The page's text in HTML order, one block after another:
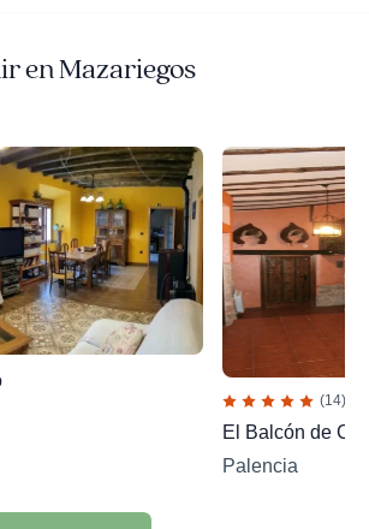
en Mazariegos
(14)
El Balcón de
Palencia